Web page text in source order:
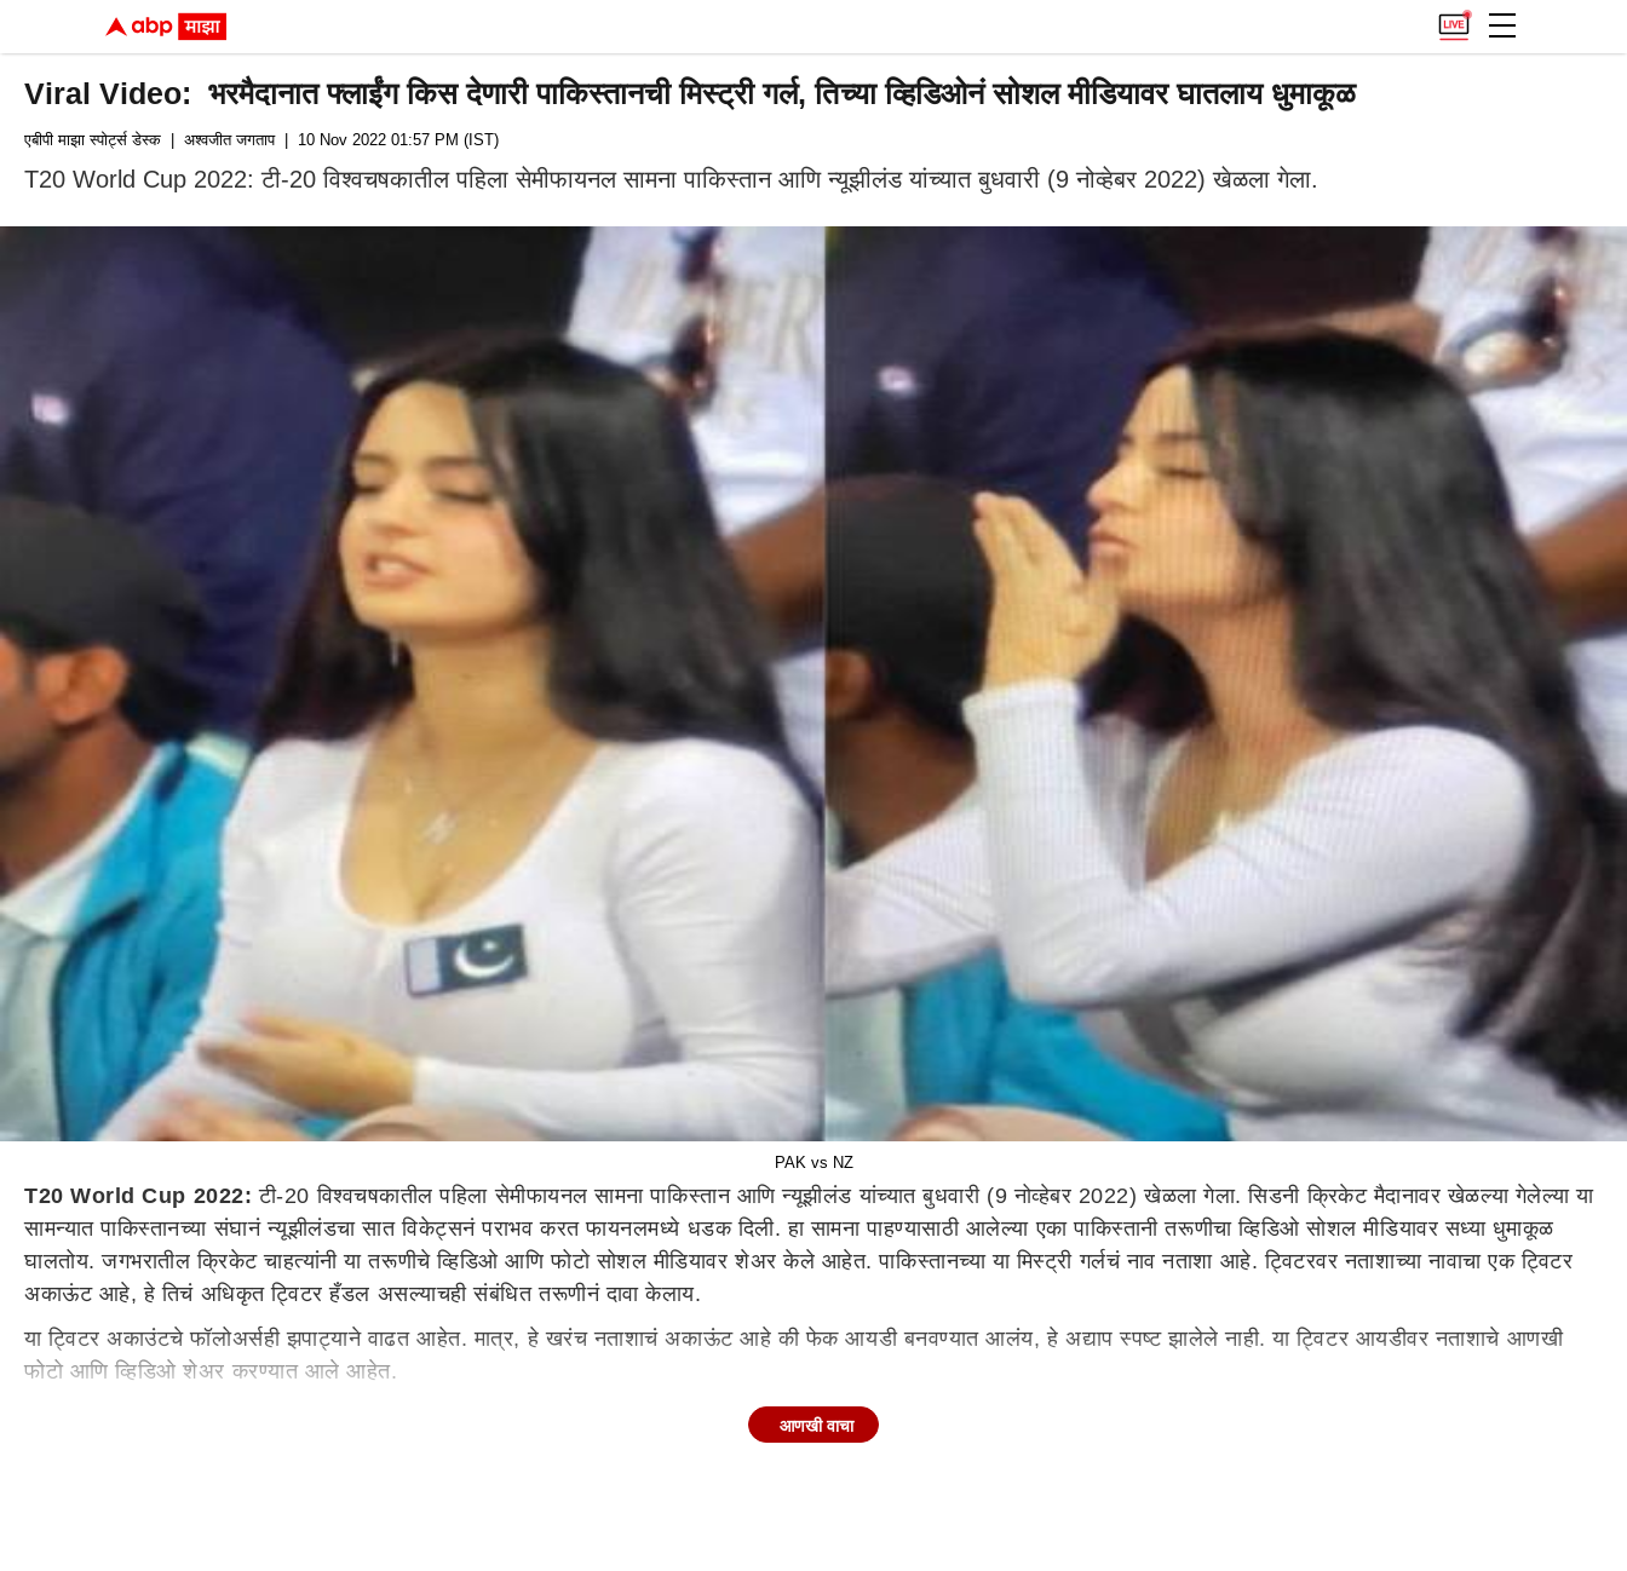
Viral Video: भरमैदानात फ्लाईंग किस देणारी पाकिस्तानची मिस्ट्री गर्ल, तिच्या व्हिडिओनं सोशल मीडियावर घातलाय धुमाकूळ
एबीपी माझा स्पोर्ट्स डेस्क | अश्वजीत जगताप| 10 Nov 2022 01:57 PM (IST)
T20 World Cup 2022: टी-20 विश्वचषकातील पहिला सेमीफायनल सामना पाकिस्तान आणि न्यूझीलंड यांच्यात बुधवारी (9 नोव्हेबर 2022) खेळला गेला.
PAK vs NZ
T20 World Cup 2022: टी-20 विश्वचषकातील पहिला सेमीफायनल सामना पाकिस्तान आणि न्यूझीलंड यांच्यात बुधवारी (9 नोव्हेबर 2022) खेळला गेला. सिडनी क्रिकेट मैदानावर खेळल्या गेलेल्या या
सामन्यात पाकिस्तानच्या संघानं न्यूझीलंडचा सात विकेट्सनं पराभव करत फायनलमध्ये धडक दिली. हा सामना पाहण्यासाठी आलेल्या एका पाकिस्तानी तरूणीचा व्हिडिओ सोशल मीडियावर सध्या धुमाकूळ
घालतोय. जगभरातील क्रिकेट चाहत्यांनी या तरूणीचे व्हिडिओ आणि फोटो सोशल मीडियावर शेअर केले आहेत. पाकिस्तानच्या या मिस्ट्री गर्लचं नाव नताशा आहे. ट्विटरवर नताशाच्या नावाचा एक ट्विटर
अकाऊंट आहे, हे तिचं अधिकृत ट्विटर हँडल असल्याचही संबंधित तरूणीनं दावा केलाय.
या ट्विटर अकाउंटचे फॉलोअर्सही झपाट्याने वाढत आहेत. मात्र, हे खरंच नताशाचं अकाऊंट आहे की फेक आयडी बनवण्यात आलंय, हे अद्याप स्पष्ट झालेले नाही. या ट्विटर आयडीवर नताशाचे आणखी
फोटो आणि व्हिडिओ शेअर करण्यात आले आहेत.
आणखी वाचा